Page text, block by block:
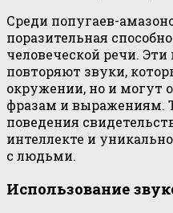
Среди попугаев-
поразительная
человеческой речи.
повторяют звуки,
окружении, но и могут
фразам и выражениям.
поведения
интеллекте и
с людьми.
Использование